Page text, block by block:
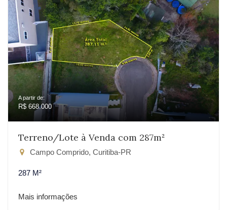
A partir de:
R$ 668.000
Terreno/Lote à Venda com 287m²
Campo Comprido, Curitiba-PR
287 M²
Mais informações